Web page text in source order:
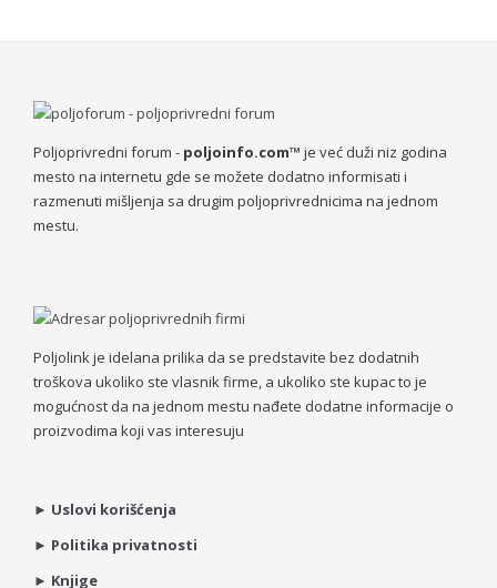
Poljoprivredni forum - poljoinfo.com™ je već duži niz godina
mesto na internetu gde se možete dodatno informisati i
razmenuti mišljenja sa drugim poljoprivrednicima na jednom
mestu.
Poljolink je idelana prilika da se predstavite bez dodatnih
troškova ukoliko ste vlasnik firme, a ukoliko ste kupac to je
mogućnost da na jednom mestu nađete dodatne informacije o
proizvodima koji vas interesuju
► Uslovi korišćenja
► Politika privatnosti
► Knjige